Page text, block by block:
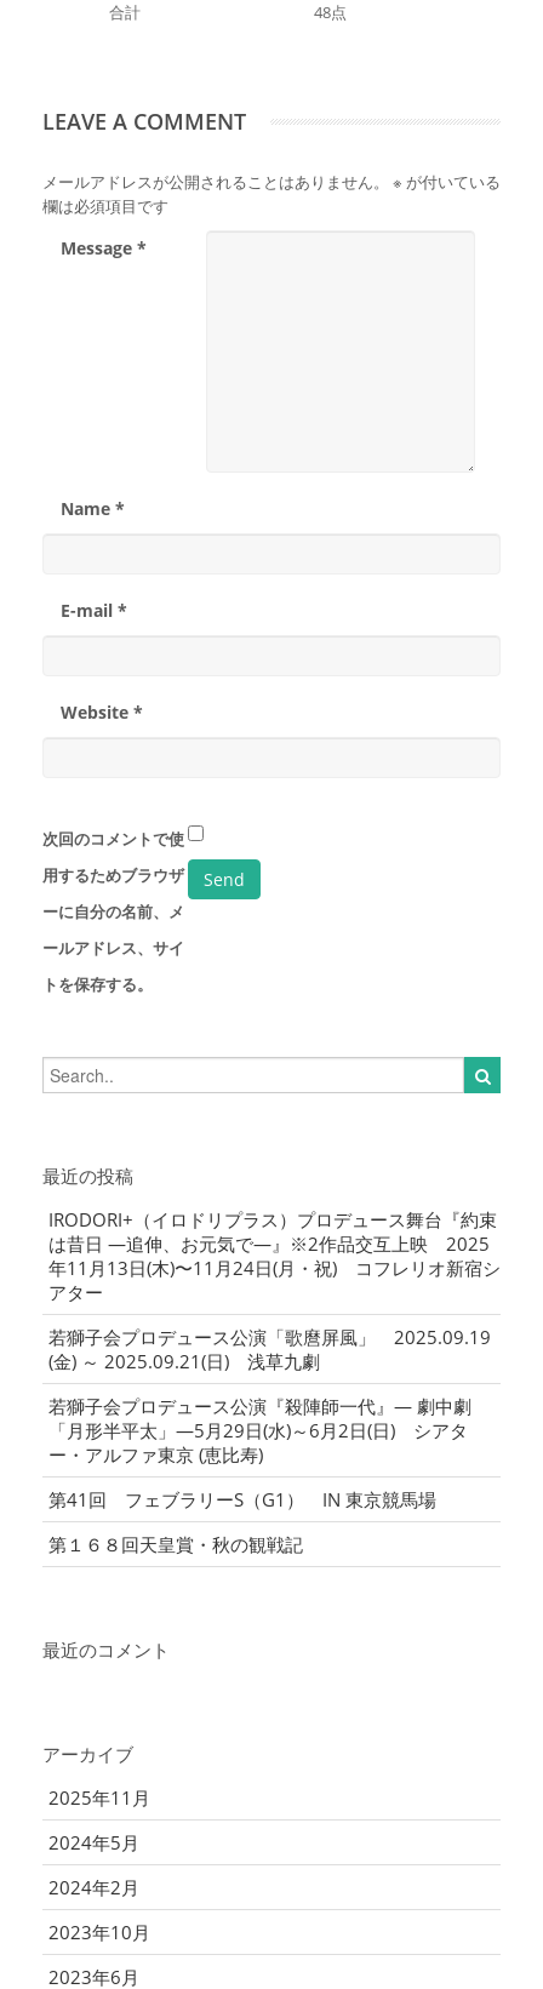
合計 48点
LEAVE A COMMENT
メールアドレスが公開されることはありません。 ※ が付いている
欄は必須項目です
Message *
Name *
E-mail *
Website *
次回のコメントで使
用するためブラウザ
ーに自分の名前、メ
ールアドレス、サイ
トを保存する。
最近の投稿
IRODORI+（イロドリプラス）プロデュース舞台『約束
は昔日 ―追伸、お元気で―』※2作品交互上映 2025
年11月13日(木)〜11月24日(月・祝) コフレリオ新宿シ
アター
若獅子会プロデュース公演「歌麿屏風」 2025.09.19
(金) ～ 2025.09.21(日) 浅草九劇
若獅子会プロデュース公演『殺陣師一代』― 劇中劇
「月形半平太」―5月29日(水)～6月2日(日) シアタ
ー・アルファ東京 (恵比寿)
第41回 フェブラリーS（G1） IN 東京競馬場
第１６８回天皇賞・秋の観戦記
最近のコメント
アーカイブ
2025年11月
2024年5月
2024年2月
2023年10月
2023年6月